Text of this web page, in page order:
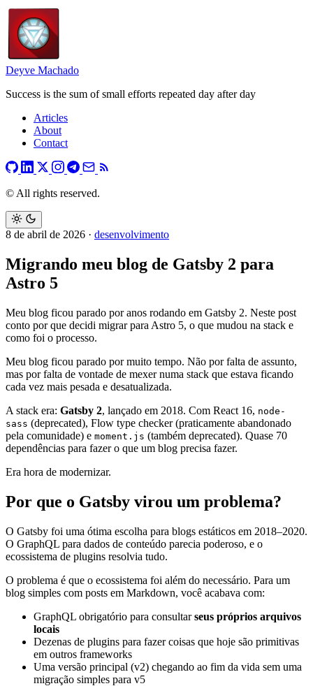
Deyve Machado
Success is the sum of small efforts repeated day after day
Articles
About
Contact
© All rights reserved.
8 de abril de 2026 · desenvolvimento
Migrando meu blog de Gatsby 2 para
Astro 5
Meu blog ficou parado por anos rodando em Gatsby 2. Neste post
conto por que decidi migrar para Astro 5, o que mudou na stack e
como foi o processo.
Meu blog ficou parado por muito tempo. Não por falta de assunto,
mas por falta de vontade de mexer numa stack que estava ficando
cada vez mais pesada e desatualizada.
A stack era: Gatsby 2, lançado em 2018. Com React 16, node-
sass (deprecated), Flow type checker (praticamente abandonado
pela comunidade) e moment.js (também deprecated). Quase 70
dependências para fazer o que um blog precisa fazer.
Era hora de modernizar.
Por que o Gatsby virou um problema?
O Gatsby foi uma ótima escolha para blogs estáticos em 2018–2020.
O GraphQL para dados de conteúdo parecia poderoso, e o
ecossistema de plugins resolvia tudo.
O problema é que o ecossistema foi além do necessário. Para um
blog simples com posts em Markdown, você acabava com:
GraphQL obrigatório para consultarseus próprios arquivos
locais
Dezenas de plugins para fazer coisas que hoje são primitivas
em outros frameworks
Uma versão principal (v2) chegando ao fim da vida sem uma
migração simples para v5